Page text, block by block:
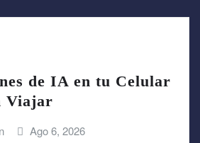
de IA en tu Celular
Viajar
Ago 6, 2026